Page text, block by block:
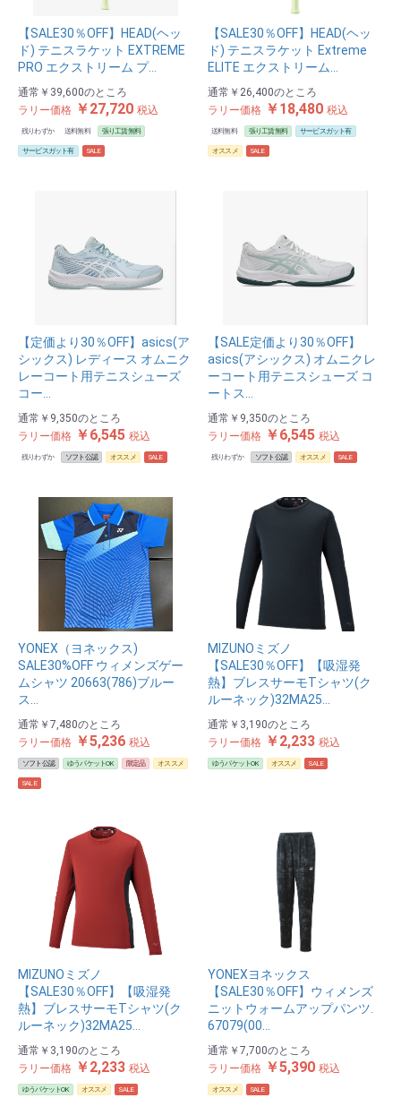
【SALE30％OFF】HEAD(ヘッ
ド) テニスラケット EXTREME
PRO エクストリーム プ…
通常 ￥39,600のところ
ラリー価格 ￥27,720 税込
残りわずか 送料無料 張り工賃無料
サービスガット有 SALE
【SALE30％OFF】HEAD(ヘッ
ド) テニスラケット Extreme
ELITE エクストリーム…
通常 ￥26,400のところ
ラリー価格 ￥18,480 税込
送料無料 張り工賃無料 サービスガット有
オススメ SALE
【定価より30％OFF】asics(ア
シックス) レディース オムニク
レーコート用テニスシューズ
コー…
通常 ￥9,350のところ
ラリー価格 ￥6,545 税込
残りわずか ソフト公認 オススメ SALE
【SALE定価より30％OFF】
asics(アシックス) オムニクレ
ーコート用テニスシューズ コ
ートス…
通常 ￥9,350のところ
ラリー価格 ￥6,545 税込
残りわずか ソフト公認 オススメ SALE
YONEX（ヨネックス)
SALE30%OFF ウィメンズゲー
ムシャツ 20663(786)ブルー
ス…
通常 ￥7,480のところ
ラリー価格 ￥5,236 税込
ソフト公認 ゆうパケットOK 限定品 オススメ
SALE
MIZUNOミズノ
【SALE30％OFF】【吸湿発
熱】ブレスサーモTシャツ(ク
ルーネック)32MA25…
通常 ￥3,190のところ
ラリー価格 ￥2,233 税込
ゆうパケットOK オススメ SALE
MIZUNOミズノ
【SALE30％OFF】【吸湿発
熱】ブレスサーモTシャツ(ク
ルーネック)32MA25…
通常 ￥3,190のところ
ラリー価格 ￥2,233 税込
ゆうパケットOK オススメ SALE
YONEXヨネックス
【SALE30％OFF】ウィメンズ
ニットウォームアップパンツ.
67079(00…
通常 ￥7,700のところ
ラリー価格 ￥5,390 税込
オススメ SALE